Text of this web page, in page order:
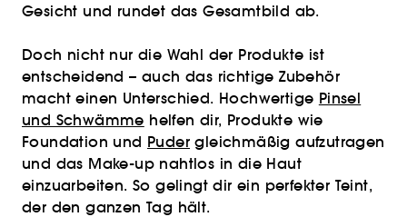
Gesicht und rundet das Gesamtbild ab.
Doch nicht nur die Wahl der Produkte ist
entscheidend – auch das richtige Zubehör
macht einen Unterschied. Hochwertige Pinsel
und Schwämme helfen dir, Produkte wie
Foundation und Puder gleichmäßig aufzutragen
und das Make-up nahtlos in die Haut
einzuarbeiten. So gelingt dir ein perfekter Teint,
der den ganzen Tag hält.